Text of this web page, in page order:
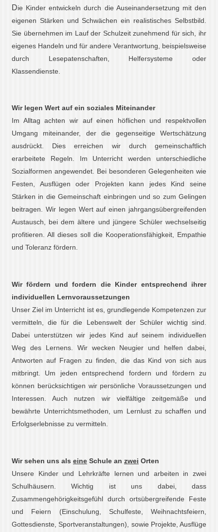
Die Kinder entwickeln durch die Auseinandersetzung mit den
eigenen Stärken und Schwächen ein realistisches Selbstbild.
Sie übernehmen im Lauf der Schulzeit zunehmend für sich, ihr
eigenes Handeln und für andere Verantwortung, beispielsweise
durch Lesepatenschaften, Helfersysteme oder
Klassendienste.
Wir legen Wert auf ein soziales Miteinander
Im Alltag achten wir auf einen höflichen und respektvollen
Umgang miteinander, der die gegenseitige Wertschätzung
ausdrückt. Dies erreichen wir durch gemeinschaftlich
erarbeitete Regeln. Im Unterricht werden unterschiedliche
Sozialformen angewendet. Bei besonderen Gelegenheiten wie
Festen, Ausflügen oder Projekten kann jedes Kind seine
Stärken in die Gemeinschaft einbringen und so zum Gelingen
beitragen. Wir legen Wert auf einen jahrgangsübergreifenden
Austausch, bei dem ältere und jüngere Schüler wechselseitig
profitieren. All dieses soll die Kooperationsfähigkeit, Empathie
und Toleranz fördern.
Wir fördern und fordern die Kinder entsprechend ihrer
individuellen Lernvoraussetzungen
Unser Ziel im Unterricht ist es, grundlegende Kompetenzen zur
vermitteln, die für die Lebenswelt der Schüler wichtig sind.
Dabei unterstützen wir jedes Kind auf seinem individuellen
Weg des Lernens. Wir wecken Neugier und helfen dabei,
Antworten auf Fragen zu finden, die das Kind von sich aus
mitbringt. Um jeden entsprechend fordern und fördern zu
können berücksichtigen wir persönliche Voraussetzungen und
Interessen. Auch nutzen wir vielfältige zeitgemäße und
bewährte Unterrichtsmethoden, um Lernlust zu schaffen und
Erfolgserlebnisse zu vermitteln.
Wir sehen uns als eine Schule an zwei Orten
Unsere Kinder und Lehrkräfte lernen und arbeiten in zwei
Schulhäusern. Wichtig ist uns dabei, dass
Zusammengehörigkeitsgefühl durch ortsübergreifende Feste
und Feiern (Einschulung, Schulfeste, Weihnachtsfeiern,
Gottesdienste, Sportveranstaltungen), sowie Projekte, Ausflüge